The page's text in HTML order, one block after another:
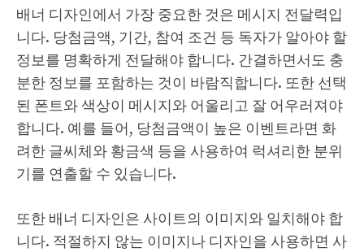
배너 디자인에서 가장 중요한 것은 메시지 전달력입
니다. 당첨금액, 기간, 참여 조건 등 독자가 알아야 할
정보를 명확하게 전달해야 합니다. 간결하면서도 충
분한 정보를 포함하는 것이 바람직합니다. 또한 선택
된 폰트와 색상이 메시지와 어울리고 잘 어우러져야
합니다. 예를 들어, 당첨금액이 높은 이벤트라면 화
려한 글씨체와 황금색 등을 사용하여 럭셔리한 분위
기를 연출할 수 있습니다.
또한 배너 디자인은 사이트의 이미지와 일치해야 합
니다. 적절하지 않는 이미지나 디자인을 사용하면 사